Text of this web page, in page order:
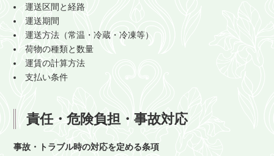
運送区間と経路
運送期間
運送方法（常温・冷蔵・冷凍等）
荷物の種類と数量
運賃の計算方法
支払い条件
責任・危険負担・事故対応
事故・トラブル時の対応を定める条項